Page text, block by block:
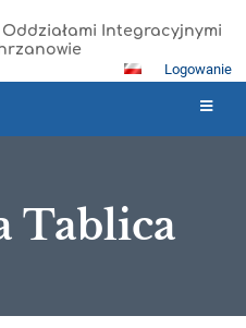
Oddziałami Integracyjnymi
Logowanie
Tablica